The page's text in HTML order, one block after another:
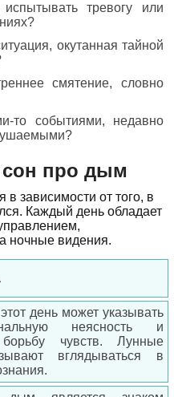
тревогу или
окутанная тайной
смятение, словно
то событиями, недавно
сон про дым
зависимости от того, в
Каждый день обладает
ночные видения.
день может указывать
неясность и
чувств. Лунные
вглядываться в